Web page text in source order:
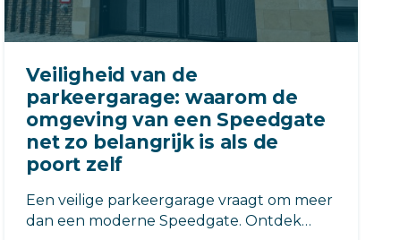
Veiligheid van de
parkeergarage: waarom de
omgeving van een Speedgate
net zo belangrijk is als de
poort zelf
Een veilige parkeergarage vraagt om meer
dan een moderne Speedgate. Ontdek